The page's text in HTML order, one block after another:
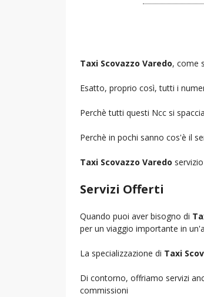
Taxi Scovazzo Varedo, come
Esatto, proprio così, tutti i
Perchè tutti questi Ncc si
Perchè in pochi sanno cos'è il
Taxi Scovazzo Varedo
Servizi Offerti
Quando puoi aver bisogno di
per un viaggio importante in
La specializzazione di Taxi
Di contorno, offriamo servizi
commissioni